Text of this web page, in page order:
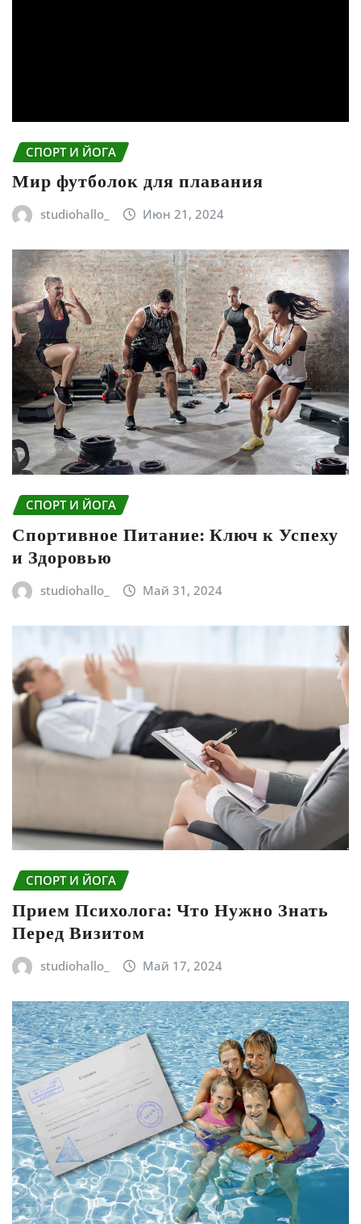
СПОРТ И ЙОГА
Мир футболок для плавания
studiohallo_ Июн 21, 2024
СПОРТ И ЙОГА
Спортивное Питание: Ключ к Успеху
и Здоровью
studiohallo_ Май 31, 2024
СПОРТ И ЙОГА
Прием Психолога: Что Нужно Знать
Перед Визитом
studiohallo_ Май 17, 2024